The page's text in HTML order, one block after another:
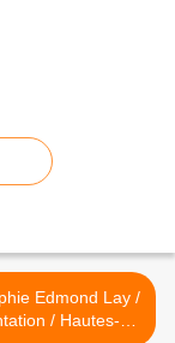
Edmond Lay /
/ Hautes-